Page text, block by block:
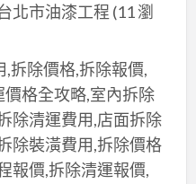
北市油漆工程 (11 瀏
,拆除價格,拆除報價,
格全攻略,室內拆除
除清運費用,店面拆除
除裝潢費用,拆除價格
報價,拆除清運報價,